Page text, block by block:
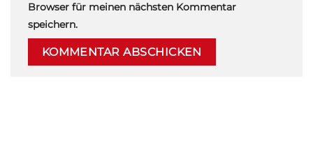
Browser für meinen nächsten Kommentar
speichern.